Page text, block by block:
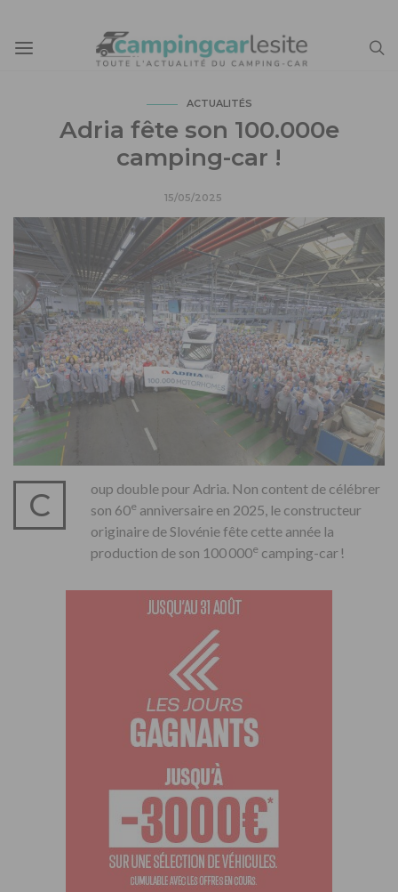
ACTUALITÉS
Adria fête son 100.000e
camping-car !
15/05/2025
C
oup double pour Adria. Non content de célébrer
son 60e anniversaire en 2025, le constructeur
originaire de Slovénie fête cette année la
production de son 100 000e camping-car !